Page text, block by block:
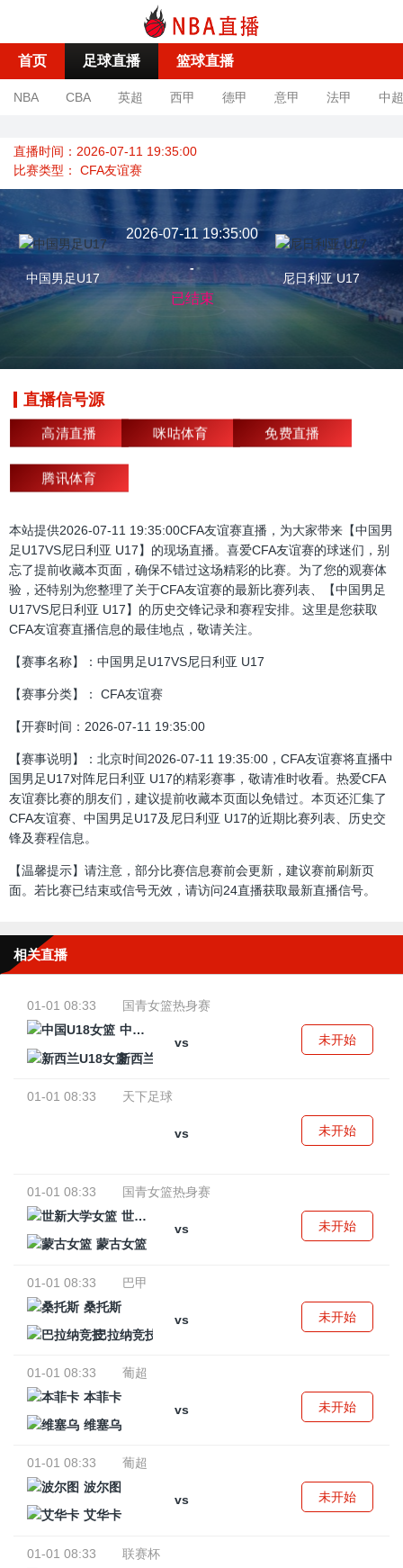
首页 足球直播 篮球直播
NBA CBA 英超 西甲 德甲 意甲 法甲 中超
直播时间：2026-07-11 19:35:00
比赛类型： CFA友谊赛
中国男足U17
2026-07-11 19:35:00
-
已结束
尼日利亚 U17
直播信号源
高清直播 咪咕体育 免费直播
腾讯体育
本站提供2026-07-11 19:35:00CFA友谊赛直播，为大家带来【中国男
足U17VS尼日利亚 U17】的现场直播。喜爱CFA友谊赛的球迷们，别
忘了提前收藏本页面，确保不错过这场精彩的比赛。为了您的观赛体
验，还特别为您整理了关于CFA友谊赛的最新比赛列表、【中国男足
U17VS尼日利亚 U17】的历史交锋记录和赛程安排。这里是您获取
CFA友谊赛直播信息的最佳地点，敬请关注。
【赛事名称】：中国男足U17VS尼日利亚 U17
【赛事分类】： CFA友谊赛
【开赛时间：2026-07-11 19:35:00
【赛事说明】：北京时间2026-07-11 19:35:00，CFA友谊赛将直播中
国男足U17对阵尼日利亚 U17的精彩赛事，敬请准时收看。热爱CFA
友谊赛比赛的朋友们，建议提前收藏本页面以免错过。本页还汇集了
CFA友谊赛、中国男足U17及尼日利亚 U17的近期比赛列表、历史交
锋及赛程信息。
【温馨提示】请注意，部分比赛信息赛前会更新，建议赛前刷新页
面。若比赛已结束或信号无效，请访问24直播获取最新直播信号。
相关直播
01-01 08:33
国青女篮热身赛
中国U18女篮
vs
新西兰U18女篮
未开始
01-01 08:33 天下足球
vs 未开始
01-01 08:33
国青女篮热身赛
世新大学女篮
vs
蒙古女篮
未开始
01-01 08:33
巴甲
桑托斯
vs
巴拉纳竞技
未开始
01-01 08:33
葡超
本菲卡
vs
维塞乌
未开始
01-01 08:33
葡超
波尔图
vs
艾华卡
未开始
01-01 08:33
联赛杯